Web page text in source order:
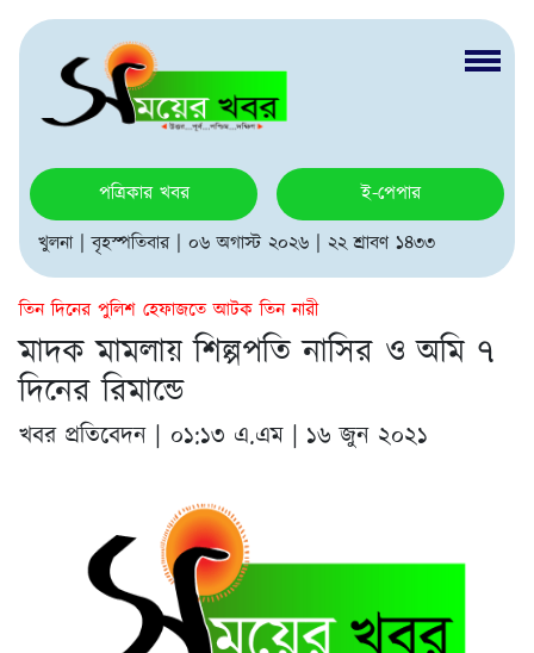
পত্রিকার খবর
ই-পেপার
খুলনা | বৃহস্পতিবার | ০৬ অগাস্ট ২০২৬ | ২২ শ্রাবণ ১৪৩৩
তিন দিনের পুলিশ হেফাজতে আটক তিন নারী
মাদক মামলায় শিল্পপতি নাসির ও অমি ৭
দিনের রিমান্ডে
খবর প্রতিবেদন | ০১:১৩ এ.এম | ১৬ জুন ২০২১